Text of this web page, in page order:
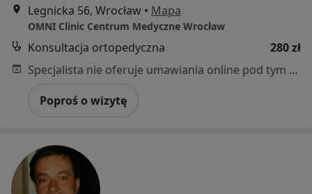
Legnicka 56, Wrocław • Mapa
OMNI Clinic Centrum Medyczne Wrocław
Konsultacja ortopedyczna
280 zł
Specjalista nie oferuje umawiania online pod tym adresem.
Poproś o wizytę